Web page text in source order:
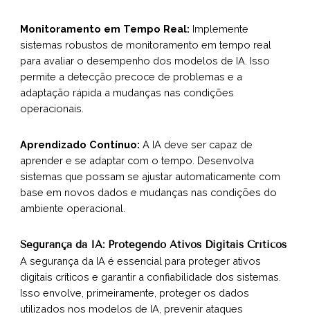
Monitoramento em Tempo Real: Implemente
sistemas robustos de monitoramento em tempo real
para avaliar o desempenho dos modelos de IA. Isso
permite a detecção precoce de problemas e a
adaptação rápida a mudanças nas condições
operacionais.
Aprendizado Contínuo:A IA deve ser capaz de
aprender e se adaptar com o tempo. Desenvolva
sistemas que possam se ajustar automaticamente com
base em novos dados e mudanças nas condições do
ambiente operacional.
Segurança da IA: Protegendo Ativos Digitais Críticos
A segurança da IA é essencial para proteger ativos
digitais críticos e garantir a confiabilidade dos sistemas.
Isso envolve, primeiramente, proteger os dados
utilizados nos modelos de IA, prevenir ataques